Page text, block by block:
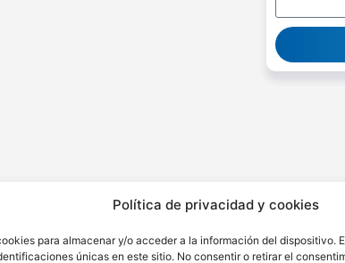
Política de privacidad y cookies
para almacenar y/o acceder a la información del dispositivo.
únicas en este sitio. No consentir o retirar el